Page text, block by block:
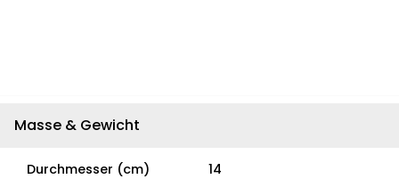
Masse & Gewicht
Durchmesser (cm) 14